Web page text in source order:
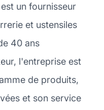
un fournisseur
et ustensiles
40 ans
l'entreprise est
de produits,
et son service